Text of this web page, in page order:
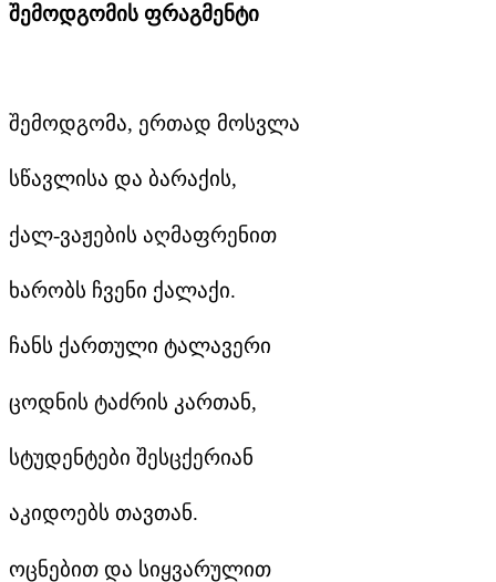
შემოდგომის ფრაგმენტი
შემოდგომა, ერთად მოსვლა
სწავლისა და ბარაქის,
ქალ-ვაჟების აღმაფრენით
ხარობს ჩვენი ქალაქი.
ჩანს ქართული ტალავერი
ცოდნის ტაძრის კართან,
სტუდენტები შესცქერიან
აკიდოებს თავთან.
ოცნებით და სიყვარულით